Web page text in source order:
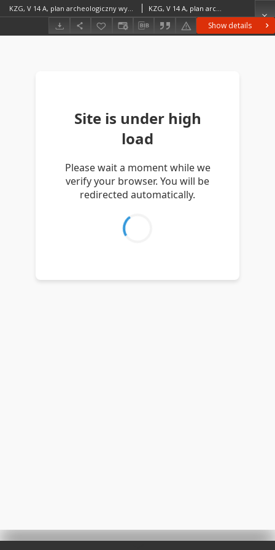
Show details
KZG, V 14 A, plan archeologiczny wykopu KZG, V 14 A, plan archeologiczny wykopu średniowiecze wczesne